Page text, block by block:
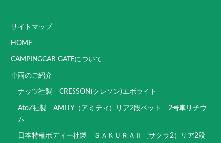
サイトマップ
HOME
CAMPINGCAR GATEについて
車両のご紹介
ナッツ社製 CRESSON(クレソン)エボライト
AtoZ社製 AMITY（アミティ）リア2段ベット 2号車リチウ
ム
日本特種ボディー社製 ＳＡＫＵＲＡⅡ（サクラ2）リア2段